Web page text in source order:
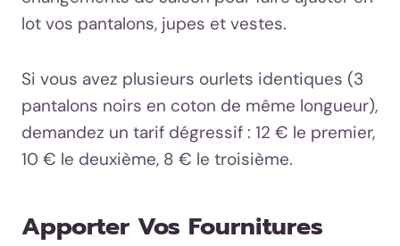
lot vos pantalons, jupes et vestes.
Si vous avez plusieurs ourlets identiques (3
pantalons noirs en coton de même longueur),
demandez un tarif dégressif : 12 € le premier,
10 € le deuxième, 8 € le troisième.
Apporter Vos Fournitures